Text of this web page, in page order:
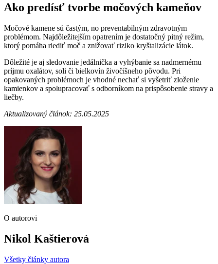
Ako predísť tvorbe močových kameňov
Močové kamene sú častým, no preventabilným zdravotným
problémom. Najdôležitejším opatrením je dostatočný pitný režim,
ktorý pomáha riediť moč a znižovať riziko kryštalizácie látok.
Dôležité je aj sledovanie jedálnička a vyhýbanie sa nadmernému
príjmu oxalátov, soli či bielkovín živočíšneho pôvodu. Pri
opakovaných problémoch je vhodné nechať si vyšetriť zloženie
kamienkov a spolupracovať s odborníkom na prispôsobenie stravy a
liečby.
Aktualizovaný článok: 25.05.2025
O autorovi
Nikol Kaštierová
Všetky články autora